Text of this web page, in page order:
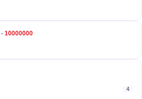
- 10000000
4